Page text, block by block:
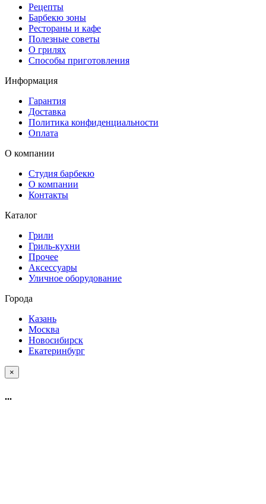
Рецепты
Барбекю зоны
Рестораны и кафе
Полезные советы
О грилях
Способы приготовления
Информация
Гарантия
Доставка
Политика конфиденциальности
Оплата
О компании
Студия барбекю
О компании
Контакты
Каталог
Грили
Гриль-кухни
Прочее
Аксессуары
Уличное оборудование
Города
Казань
Москва
Новосибирск
Екатеринбург
×
...